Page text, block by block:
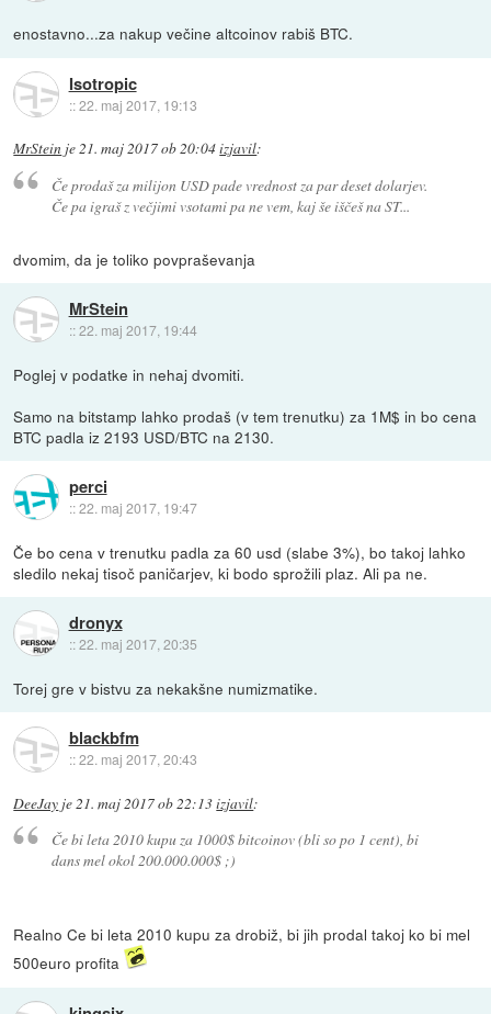
enostavno...za nakup večine altcoinov rabiš BTC.
Isotropic
::22. maj 2017, 19:13
MrStein je21. maj 2017 ob 20:04izjavil:
Če prodaš za milijon USD pade vrednost za par deset dolarjev.
Če pa igraš z večjimi vsotami pa ne vem, kaj še iščeš na ST...
dvomim, da je toliko povpraševanja
MrStein
::22. maj 2017, 19:44
Poglej v podatke in nehaj dvomiti.
Samo na bitstamp lahko prodaš (v tem trenutku) za 1M$ in bo cena
BTC padla iz 2193 USD/BTC na 2130.
perci
::22. maj 2017, 19:47
Če bo cena v trenutku padla za 60 usd (slabe 3%), bo takoj lahko
sledilo nekaj tisoč paničarjev, ki bodo sprožili plaz. Ali pa ne.
dronyx
::22. maj 2017, 20:35
Torej gre v bistvu za nekakšne numizmatike.
blackbfm
::22. maj 2017, 20:43
DeeJay je21. maj 2017 ob 22:13izjavil:
Če bi leta 2010 kupu za 1000$ bitcoinov (bli so po 1 cent), bi
dans mel okol 200.000.000$ ;)
Realno Ce bi leta 2010 kupu za drobiž, bi jih prodal takoj ko bi mel
500euro profita